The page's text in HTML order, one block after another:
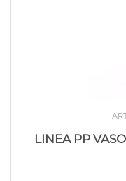
LINEA PP